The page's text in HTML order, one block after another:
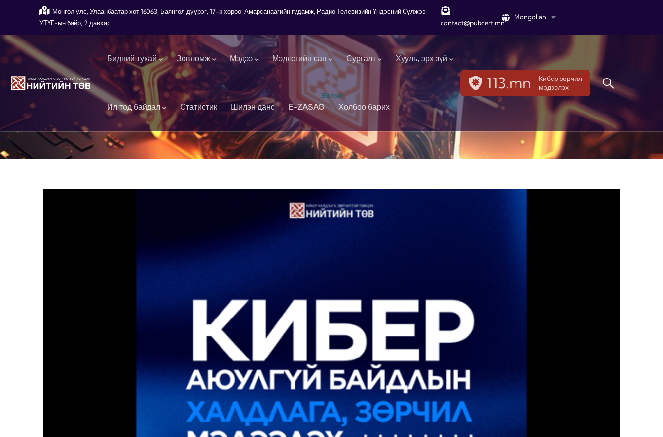
Skip to main contentМонгол улс, Улаанбаатар хот 16063, Баянгол дүүрэг, 17-р хороо, Амарсанаагийн гудамж, Радио Телевизийн Үндэсний Сүлжээ
УТҮГ-ын байр, 2 давхар
contact@pubcert.mn
Mongolian List additional actions
Main navigation
Бидний тухай Зөвлөмж Мэдээ Мэдлэгийн сан Сургалт Хууль, эрх зүй
Ил тод байдал Статистик Шилэн данс E-ZASAG Холбоо барих
113.mn
Кибер зөрчил
мэдээлэх
Эхлэл